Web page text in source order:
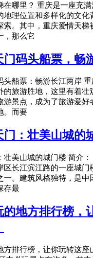
在哪里？ 重庆是一座充
地理位置和多样化的文化
索。其中，重庆爱情天梯
，那么它
门码头船票，畅
头船票：畅游长江两岸
的旅游胜地，这里有着壮
游景点，成为了旅游爱好
。而要
门：壮美山城的
壮美山城的城门楼 简介
区长江滨江路的一座城门
一。建筑风格独特，是中
存最
的地方排行榜，
方排行榜，让你玩转这座